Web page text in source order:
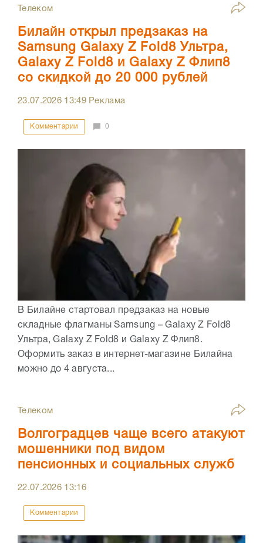
Телеком
Билайн открыл предзаказ на
Samsung Galaxy Z Fold8 Ультра,
Galaxy Z Fold8 и Galaxy Z Флип8
со скидкой до 20 000 рублей
23.07.2026 13:49Реклама
Комментарии 0
В Билайне стартовал предзаказ на новые
складные флагманы Samsung – Galaxy Z Fold8
Ультра, Galaxy Z Fold8 и Galaxy Z Флип8.
Оформить заказ в интернет-магазине Билайна
можно до 4 августа...
Телеком
Волгоградцев чаще всего атакуют
мошенники под видом
пенсионных и социальных служб
22.07.2026 13:16
Комментарии